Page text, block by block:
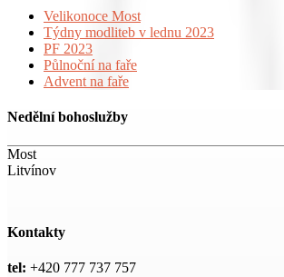
Velikonoce Most
Týdny modliteb v lednu 2023
PF 2023
Půlnoční na faře
Advent na faře
Nedělní bohoslužby
Most
Litvínov
Kontakty
tel: +420 777 737 757